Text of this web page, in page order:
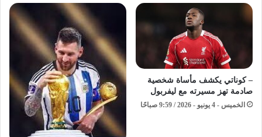
– كوناتي يكشف مأساة شخصية
صادمة تهز مسيرته مع ليفربول
الخميس - 4 يونيو - 2026 / 9:59 صباحًا